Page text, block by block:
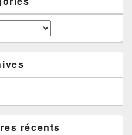
récents